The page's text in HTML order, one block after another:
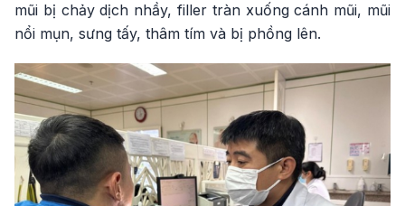
mũi bị chảy dịch nhầy, filler tràn xuống cánh mũi, mũi
nổi mụn, sưng tấy, thâm tím và bị phồng lên.